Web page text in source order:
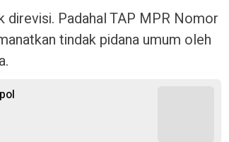
direvisi. Padahal TAP MPR Nomor
tindak pidana umum oleh